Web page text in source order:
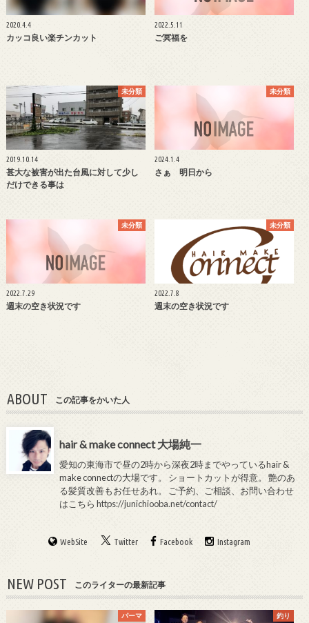
2020.4.4
カッコ良い楽チンカット
2022.5.11
ご冥福を
未分類
2019.10.14
甚大な被害が出た台風に対して少し
だけできる事は
未分類
2024.1.4
さぁ 明日から
未分類
2022.7.29
週末の空き状況です
未分類
2022.7.8
週末の空き状況です
ABOUT この記事をかいた人
hair & make connect 大場純一
愛知の東海市で昼の2時から深夜2時までやっているhair &
make connectの大場です。 ショートカットが得意。 艶のあ
る髪質改善もお任せあれ。 ご予約、ご相談、お問い合わせ
はこちらhttps://junichiooba.net/contact/
WebSite Twitter Facebook Instagram
NEW POST このライターの最新記事
パーマ 釣り